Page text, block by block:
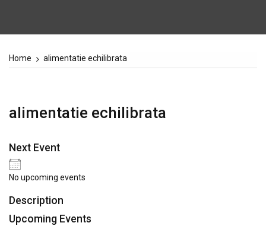
Home alimentatie echilibrata
alimentatie echilibrata
Next Event
No upcoming events
Description
Upcoming Events